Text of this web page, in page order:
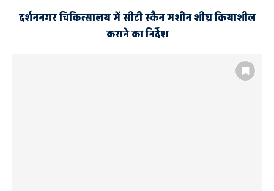
दर्शननगर चिकित्सालय में सीटी स्कैन मशीन शीघ्र क्रियाशील
कराने का निर्देश